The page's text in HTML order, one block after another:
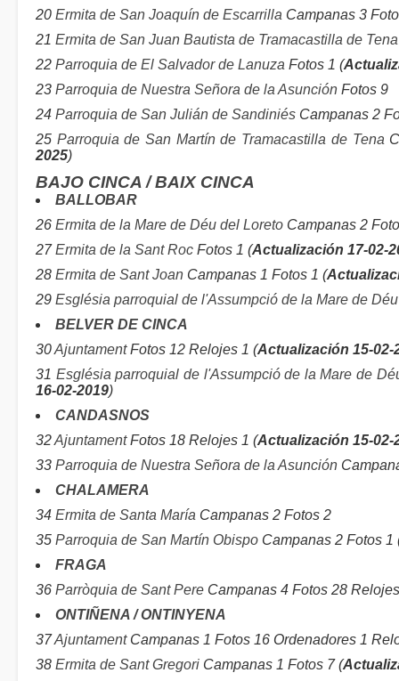
20 Ermita de San Joaquín de Escarrilla Campanas 3
21 Ermita de San Juan Bautista de Tramacastilla de Tena
22 Parroquia de El Salvador de Lanuza Fotos 1 (
23 Parroquia de Nuestra Señora de la Asunción Fotos 9
24 Parroquia de San Julián de Sandiniés Campanas 2
25 Parroquia de San Martín de Tramacastilla de Tena
2025)
BAJO CINCA / BAIX CINCA
BALLOBAR
26 Ermita de la Mare de Déu del Loreto Campanas 2
27Ermita de la Sant Roc Fotos 1 (Actualización 17-02-
28 Ermita de Sant Joan Campanas 1 Fotos 1 (
29 Església parroquial de l'Assumpció de la Mare de Déu
BELVER DE CINCA
30AjuntamentFotos 12 Relojes 1 (Actualización 15-02-
31 Església parroquial de l'Assumpció de la Mare de
16-02-2019)
CANDASNOS
32AjuntamentFotos 18 Relojes 1 (Actualización 15-02-
33 Parroquia de Nuestra Señora de la Asunción
CHALAMERA
34 Ermita de Santa María Campanas 2 Fotos 2
35 Parroquia de San Martín Obispo Campanas 2 Fotos 1
FRAGA
36 Parròquia de Sant Pere Campanas 4 Fotos 28
ONTIÑENA / ONTINYENA
37AjuntamentCampanas 1 Fotos 16 Ordenadores 1
38 Ermita de Sant Gregori Campanas 1 Fotos 7 (